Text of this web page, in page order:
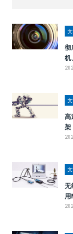
彻
机
高
架
无
用